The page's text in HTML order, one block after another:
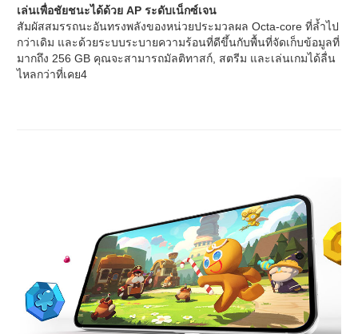
เล่นเพื่อชัยชนะได้ด้วย AP ระดับเน็กซ์เจน
สัมผัสสมรรถนะอันทรงพลังของหน่วยประมวลผล Octa-core ที่ล้ำไป
กว่าเดิม และด้วยระบบระบายความร้อนที่ดีขึ้นกับพื้นที่จัดเก็บข้อมูลที่
มากถึง 256 GB คุณจะสามารถมัลติทาสก์, สตรีม และเล่นเกมได้ลื่น
ไหลกว่าที่เคย4